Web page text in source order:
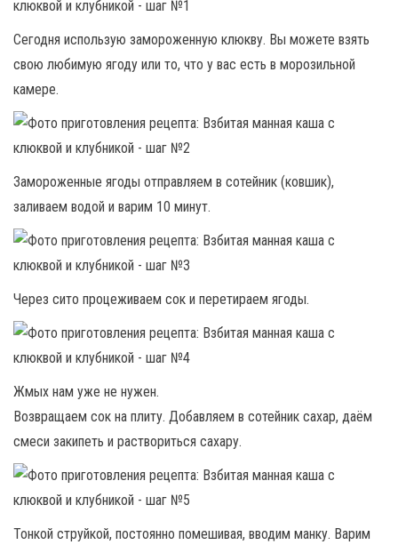
Сегодня использую замороженную клюкву. Вы можете взять
свою любимую ягоду или то, что у вас есть в морозильной
камере.
Замороженные ягоды отправляем в сотейник (ковшик),
заливаем водой и варим 10 минут.
Через сито процеживаем сок и перетираем ягоды.
Жмых нам уже не нужен.
Возвращаем сок на плиту. Добавляем в сотейник сахар, даём
смеси закипеть и раствориться сахару.
Тонкой струйкой, постоянно помешивая, вводим манку. Варим